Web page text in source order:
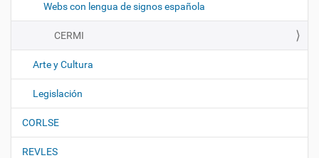
Webs con lengua de signos española
CERMI
Arte y Cultura
Legislación
CORLSE
REVLES